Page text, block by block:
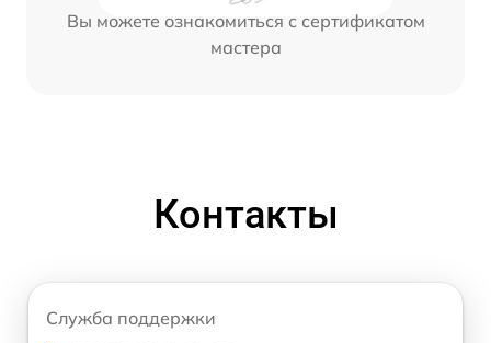
Вы можете ознакомиться с сертификатом
мастера
Контакты
Служба поддержки